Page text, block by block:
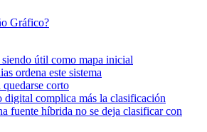
Gráfico?
útil como mapa inicial
ordena este sistema
corto
digital complica más la clasificación
fuente híbrida no se deja clasificar con